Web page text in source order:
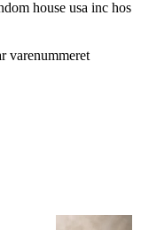
house usa inc hos
varenummeret